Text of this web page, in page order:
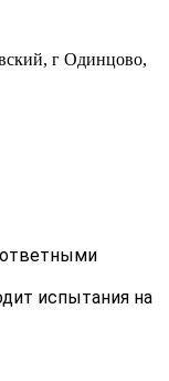
г Одинцово,
испытания на